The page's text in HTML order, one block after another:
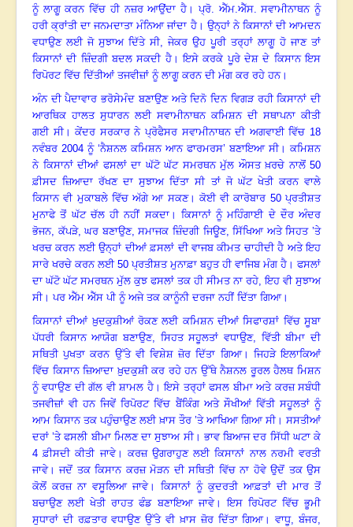
ਨੂੰ ਲਾਗੂ ਕਰਨ ਵਿੱਚ ਹੀ ਨਜ਼ਰ ਆਉਂਦਾ ਹੈ । ਪ੍ਰੋ. ਐੱਮ.ਐੱਸ. ਸਵਾਮੀਨਾਥਨ ਨੂੰ
ਹਰੀ ਕ੍ਰਾਂਤੀ ਦਾ ਜਨਮਦਾਤਾ ਮੰਨਿਆ ਜਾਂਦਾ ਹੈ। ਉਨ੍ਹਾਂ ਨੇ ਕਿਸਾਨਾਂ ਦੀ ਆਮਦਨ
ਵਧਾਉਣ ਲਈ ਜੋ ਸੁਝਾਅ ਦਿੱਤੇ ਸੀ, ਜੇਕਰ ਉਹ ਪੂਰੀ ਤਰ੍ਹਾਂ ਲਾਗੂ ਹੋ ਜਾਣ ਤਾਂ
ਕਿਸਾਨਾਂ ਦੀ ਜ਼ਿੰਦਗੀ ਬਦਲ ਸਕਦੀ ਹੈ।ਇਸੇ ਕਰਕੇ ਪੂਰੇ ਦੇਸ਼ ਦੇ ਕਿਸਾਨ ਇਸ
ਰਿਪੋਰਟ ਵਿੱਚ ਦਿੱਤੀਆਂ ਤਜਵੀਜ਼ਾਂ ਨੂੰ ਲਾਗੂ ਕਰਨ ਦੀ ਮੰਗ ਕਰ ਰਹੇ ਹਨ।
ਅੰਨ ਦੀ ਪੈਦਾਵਾਰ ਭਰੋਸੇਮੰਦ ਬਣਾਉਣ ਅਤੇ ਦਿਨੋ ਦਿਨ ਵਿਗੜ ਰਹੀ ਕਿਸਾਨਾਂ ਦੀ
ਆਰਥਿਕ ਹਾਲਤ ਸੁਧਾਰਨ ਲਈ ਸਵਾਮੀਨਾਥਨ ਕਮਿਸ਼ਨ ਦੀ ਸਥਾਪਨਾ ਕੀਤੀ
ਗਈ ਸੀ।ਕੇਂਦਰ ਸਰਕਾਰ ਨੇ ਪ੍ਰੋਫੈਸਰ ਸਵਾਮੀਨਾਥਨ ਦੀ ਅਗਵਾਈ ਵਿੱਚ 18
ਨਵੰਬਰ 2004 ਨੂੰ ‘ਨੈਸ਼ਨਲ ਕਮਿਸ਼ਨ ਆਨ ਫਾਰਮਰਸ’ ਬਣਾਇਆ ਸੀ। ਕਮਿਸ਼ਨ
ਨੇ ਕਿਸਾਨਾਂ ਦੀਆਂ ਫਸਲਾਂ ਦਾ ਘੱਟੋ ਘੱਟ ਸਮਰਥਨ ਮੁੱਲ ਔਸਤ ਖ਼ਰਚੇ ਨਾਲੋਂ 50
ਫ਼ੀਸਦ ਜ਼ਿਆਦਾ ਰੱਖਣ ਦਾ ਸੁਝਾਅ ਦਿੱਤਾ ਸੀ ਤਾਂ ਜੋ ਘੱਟ ਖੇਤੀ ਕਰਨ ਵਾਲੇ
ਕਿਸਾਨ ਵੀ ਮੁਕਾਬਲੇ ਵਿੱਚ ਅੱਗੇ ਆ ਸਕਣ। ਕੋਈ ਵੀ ਕਾਰੋਬਾਰ 50 ਪ੍ਰਤੀਸ਼ਤ
ਮੁਨਾਫੇ ਤੋਂ ਘੱਟ ਚੱਲ ਹੀ ਨਹੀਂ ਸਕਦਾ। ਕਿਸਾਨਾਂ ਨੂੰ ਮਹਿੰਗਾਈ ਦੇ ਦੌਰ ਅੰਦਰ
ਭੋਜਨ, ਕੱਪੜੇ, ਘਰ ਬਣਾਉਣ, ਸਮਾਜਕ ਜ਼ਿੰਦਗੀ ਜਿਊਣ, ਸਿੱਖਿਆ ਅਤੇ ਸਿਹਤ ’ਤੇ
ਖਰਚ ਕਰਨ ਲਈ ਉਨ੍ਹਾਂ ਦੀਆਂ ਫ਼ਸਲਾਂ ਦੀ ਵਾਜਬ ਕੀਮਤ ਚਾਹੀਦੀ ਹੈ ਅਤੇ ਇਹ
ਸਾਰੇ ਖਰਚੇ ਕਰਨ ਲਈ 50 ਪ੍ਰਤੀਸ਼ਤ ਮੁਨਾਫ਼ਾ ਬਹੁਤ ਹੀ ਵਾਜਿਬ ਮੰਗ ਹੈ । ਫਸਲਾਂ
ਦਾ ਘੱਟੋ ਘੱਟ ਸਮਰਥਨ ਮੁੱਲ ਕੁਝ ਫਸਲਾਂ ਤਕ ਹੀ ਸੀਮਤ ਨਾ ਰਹੇ, ਇਹ ਵੀ ਸੁਝਾਅ
ਸੀ। ਪਰ ਐੱਮ ਐੱਸ ਪੀ ਨੂੰ ਅਜੇ ਤਕ ਕਾਨੂੰਨੀ ਦਰਜਾ ਨਹੀਂ ਦਿੱਤਾ ਗਿਆ।
ਕਿਸਾਨਾਂ ਦੀਆਂ ਖ਼ੁਦਕੁਸ਼ੀਆਂ ਰੋਕਣ ਲਈ ਕਮਿਸ਼ਨ ਦੀਆਂ ਸਿਫਾਰਸ਼ਾਂ ਵਿੱਚ ਸੂਬਾ
ਪੱਧਰੀ ਕਿਸਾਨ ਆਯੋਗ ਬਣਾਉਣ, ਸਿਹਤ ਸਹੂਲਤਾਂ ਵਧਾਉਣ, ਵਿੱਤੀ ਬੀਮਾ ਦੀ
ਸਥਿਤੀ ਪੁਖਤਾ ਕਰਨ ਉੱਤੇ ਵੀ ਵਿਸ਼ੇਸ਼ ਜ਼ੋਰ ਦਿੱਤਾ ਗਿਆ। ਜਿਹੜੇ ਇਲਾਕਿਆਂ
ਵਿੱਚ ਕਿਸਾਨ ਜ਼ਿਆਦਾ ਖ਼ੁਦਕੁਸ਼ੀ ਕਰ ਰਹੇ ਹਨ ਉੱਥੇ ਨੈਸ਼ਨਲ ਰੂਰਲ ਹੈਲਥ ਮਿਸ਼ਨ
ਨੂੰ ਵਧਾਉਣ ਦੀ ਗੱਲ ਵੀ ਸ਼ਾਮਲ ਹੈ।ਇਸੇ ਤਰ੍ਹਾਂ ਫਸਲ ਬੀਮਾ ਅਤੇ ਕਰਜ਼ ਸਬੰਧੀ
ਤਜਵੀਜ਼ਾਂ ਵੀ ਹਨ ਜਿਵੇਂ ਰਿਪੋਰਟ ਵਿੱਚ ਬੈਂਕਿੰਗ ਅਤੇ ਸੌਖੀਆਂ ਵਿੱਤੀ ਸਹੂਲਤਾਂ ਨੂੰ
ਆਮ ਕਿਸਾਨ ਤਕ ਪਹੁੰਚਾਉਣ ਲਈ ਖ਼ਾਸ ਤੌਰ ’ਤੇ ਆਖਿਆ ਗਿਆ ਸੀ। ਸਸਤੀਆਂ
ਦਰਾਂ ’ਤੇ ਫਸਲੀ ਬੀਮਾ ਮਿਲਣ ਦਾ ਸੁਝਾਅ ਸੀ। ਭਾਵ ਬਿਆਜ ਦਰ ਸਿੱਧੀ ਘਟਾ ਕੇ
4 ਫ਼ੀਸਦੀ ਕੀਤੀ ਜਾਵੇ। ਕਰਜ਼ ਉਗਰਾਹੁਣ ਲਈ ਕਿਸਾਨਾਂ ਨਾਲ ਨਰਮੀ ਵਰਤੀ
ਜਾਵੇ।ਜਦੋਂ ਤਕ ਕਿਸਾਨ ਕਰਜ਼ ਮੋੜਨ ਦੀ ਸਥਿਤੀ ਵਿੱਚ ਨਾ ਹੋਵੇ ਉਦੋਂ ਤਕ ਉਸ
ਕੋਲੋਂ ਕਰਜ਼ ਨਾ ਵਸੂਲਿਆ ਜਾਵੇ। ਕਿਸਾਨਾਂ ਨੂੰ ਕੁਦਰਤੀ ਆਫ਼ਤਾਂ ਦੀ ਮਾਰ ਤੋਂ
ਬਚਾਉਣ ਲਈ ਖੇਤੀ ਰਾਹਤ ਫੰਡ ਬਣਾਇਆ ਜਾਵੇ।ਇਸ ਰਿਪੋਰਟ ਵਿੱਚ ਭੂਮੀ
ਸੁਧਾਰਾਂ ਦੀ ਰਫ਼ਤਾਰ ਵਧਾਉਣ ਉੱਤੇ ਵੀ ਖ਼ਾਸ ਜ਼ੋਰ ਦਿੱਤਾ ਗਿਆ। ਵਾਧੂ, ਬੰਜਰ,